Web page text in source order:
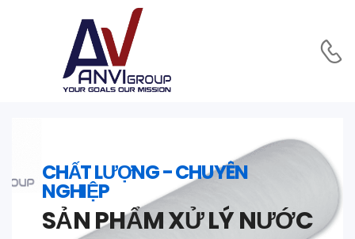
CHẤT LƯỢNG - CHUYÊN
NGHIỆP
SẢN PHẨM XỬ LÝ NƯỚC